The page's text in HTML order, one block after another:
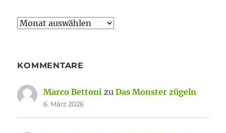
Archiv
KOMMENTARE
Marco Bettoni zuDas Monster zügeln
6. März 2026